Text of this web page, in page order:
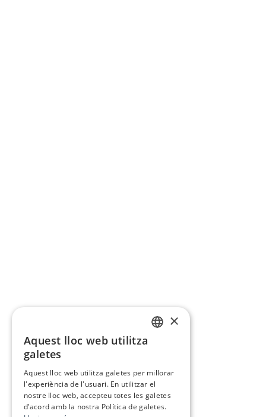
×
Aquest lloc web utilitza
galetes
Aquest lloc web utilitza galetes per millorar
l'experiència de l'usuari. En utilitzar el
nostre lloc web, accepteu totes les galetes
d’acord amb la nostra Política de galetes.